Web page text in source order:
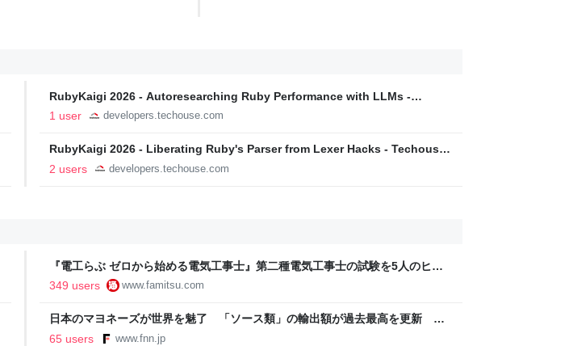
RubyKaigi 2026 - Autoresearching Ruby Performance with LLMs -
Techouse Developers Blog
1 user developers.techouse.com
RubyKaigi 2026 - Liberating Ruby's Parser from Lexer Hacks - Techouse
Developers Blog
2 users developers.techouse.com
『電工らぶ ゼロから始める電気工事士』第二種電気工事士の試験を5人のヒロ
インと勉強。青春しながら“過去問1000問”や“本番形式CBT模擬試験”で本格的
349 users www.famitsu.com
日本のマヨネーズが世界を魅了 「ソース類」の輸出額が過去最高を更新 人
気の裏には卵黄のコク アメリカでは“日本風”が誕生｜FNNプライムオンライ
65 users www.fnn.jp